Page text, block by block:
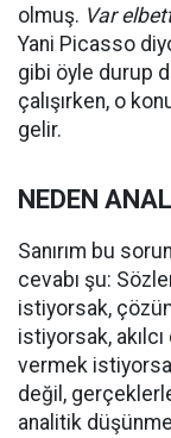
olmuş. Var
Yani Picasso
gibi öyle durup
çalışırken, o
gelir.
NEDEN
Sanırım bu
cevabı şu:
istiyorsak,
istiyorsak,
vermek
değil,
analitik